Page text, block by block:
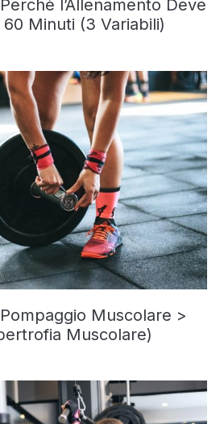
l’Allenamento Deve
Minuti (3 Variabili)
Muscolare >
Muscolare)